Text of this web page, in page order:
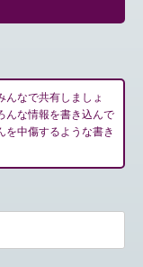
んなで共有しましょ
んな情報を書き込んで
を中傷するような書き